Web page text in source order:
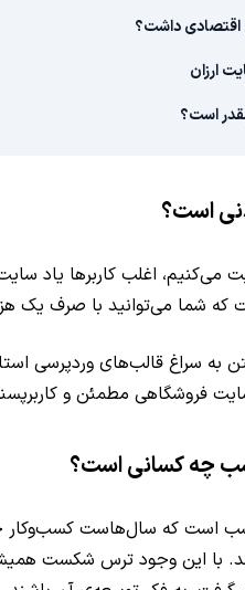
اقتصادی داشت؟
ارزان
است؟
است؟
می‌کنیم، اغلب کاربرها یاد
شما می‌توانید با صرف یک
فروشگاهی مطمئن و
چه کسانی است؟
است که سال‌هاست کسب‌وکار
ساعته داشته باشند. با این